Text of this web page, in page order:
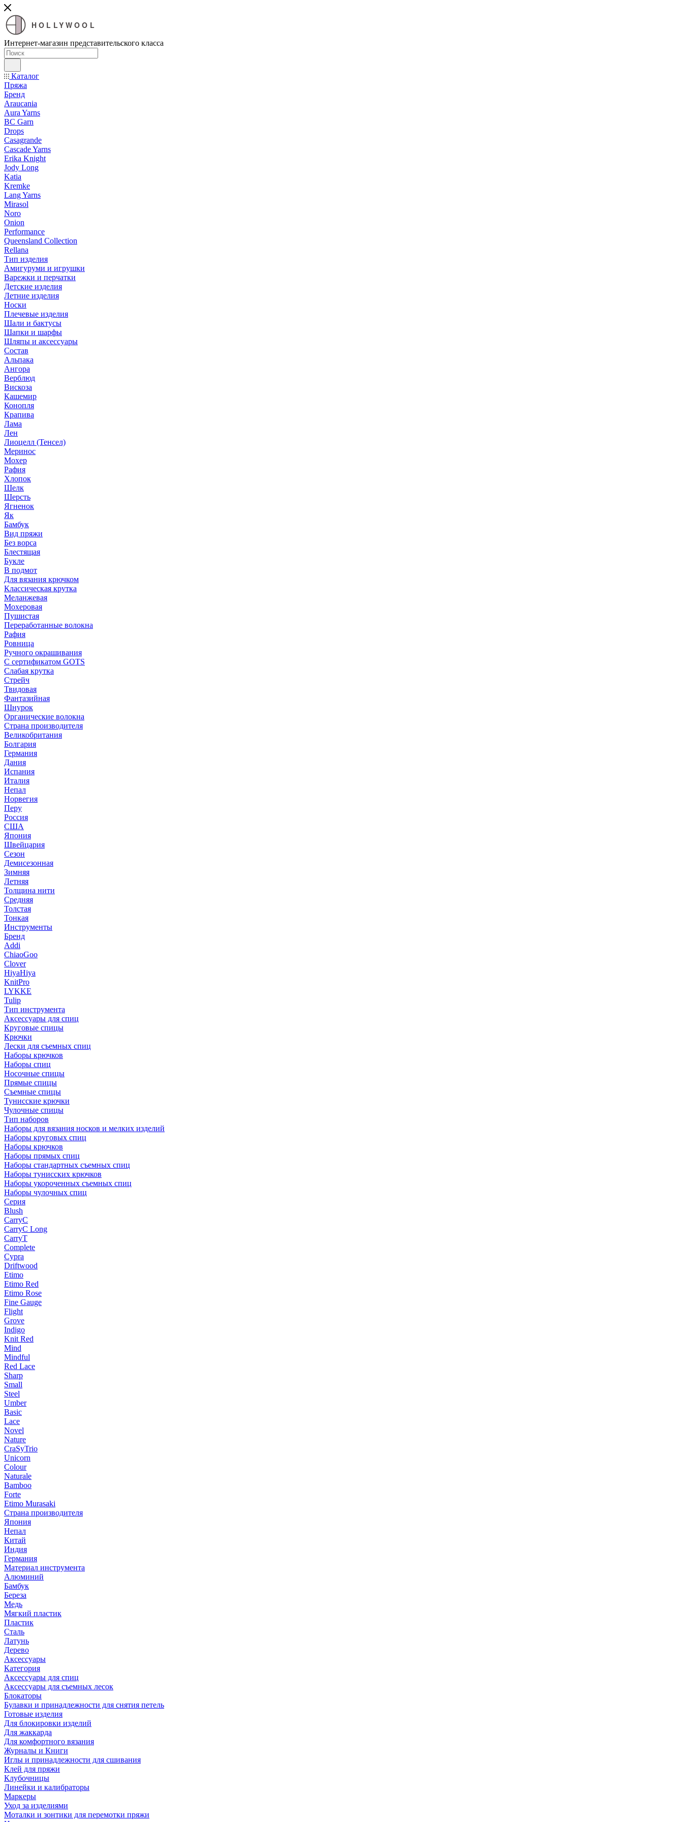
HOLLYWOOL
Интернет-магазин представительского класса
Каталог
Пряжа
Бренд
Araucania
Aura Yarns
BC Garn
Drops
Casagrande
Cascade Yarns
Erika Knight
Jody Long
Katia
Kremke
Lang Yarns
Mirasol
Noro
Onion
Performance
Queensland Collection
Rellana
Тип изделия
Амигуруми и игрушки
Варежки и перчатки
Детские изделия
Летние изделия
Носки
Плечевые изделия
Шали и бактусы
Шапки и шарфы
Шляпы и аксессуары
Состав
Альпака
Ангора
Верблюд
Вискоза
Кашемир
Конопля
Крапива
Лама
Лен
Лиоцелл (Тенсел)
Меринос
Мохер
Рафия
Хлопок
Шелк
Шерсть
Ягненок
Як
Бамбук
Вид пряжи
Без ворса
Блестящая
Букле
В подмот
Для вязания крючком
Классическая крутка
Меланжевая
Мохеровая
Пушистая
Переработанные волокна
Рафия
Ровница
Ручного окрашивания
С сертификатом GOTS
Слабая крутка
Стрейч
Твидовая
Фантазийная
Шнурок
Органические волокна
Страна производителя
Великобритания
Болгария
Германия
Дания
Испания
Италия
Непал
Норвегия
Перу
Россия
США
Япония
Швейцария
Сезон
Демисезонная
Зимняя
Летняя
Толщина нити
Средняя
Толстая
Тонкая
Инструменты
Бренд
Addi
ChiaoGoo
Clover
HiyaHiya
KnitPro
LYKKE
Tulip
Тип инструмента
Аксессуары для спиц
Круговые спицы
Крючки
Лески для съемных спиц
Наборы крючков
Наборы спиц
Носочные спицы
Прямые спицы
Съемные спицы
Тунисские крючки
Чулочные спицы
Тип наборов
Наборы для вязания носков и мелких изделий
Наборы круговых спиц
Наборы крючков
Наборы прямых спиц
Наборы стандартных съемных спиц
Наборы тунисских крючков
Наборы укороченных съемных спиц
Наборы чулочных спиц
Серия
Blush
CarryC
CarryC Long
CarryT
Complete
Cypra
Driftwood
Etimo
Etimo Red
Etimo Rose
Fine Gauge
Flight
Grove
Indigo
Knit Red
Mind
Mindful
Red Lace
Sharp
Small
Steel
Umber
Basic
Lace
Novel
Nature
CraSyTrio
Unicorn
Colour
Naturale
Bamboo
Forte
Etimo Murasaki
Страна производителя
Япония
Непал
Китай
Индия
Германия
Материал инструмента
Алюминий
Бамбук
Береза
Медь
Мягкий пластик
Пластик
Сталь
Латунь
Дерево
Аксессуары
Категория
Аксессуары для спиц
Аксессуары для съемных лесок
Блокаторы
Булавки и принадлежности для снятия петель
Готовые изделия
Для блокировки изделий
Для жаккарда
Для комфортного вязания
Журналы и Книги
Иглы и принадлежности для сшивания
Клей для пряжи
Клубочницы
Линейки и калибраторы
Маркеры
Уход за изделиями
Моталки и зонтики для перемотки пряжи